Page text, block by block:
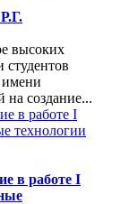
высоких
имени
на создание...
в работе I